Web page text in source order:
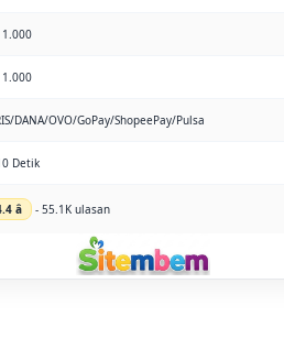
1.000
1.000
DANA/OVO/GoPay/ShopeePay/Pulsa
Detik
â­ - 55.1K ulasan